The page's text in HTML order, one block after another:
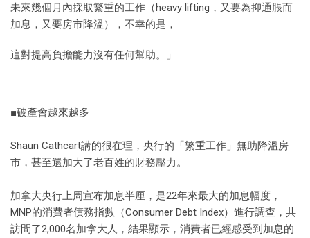
未來幾個月內採取繁重的工作（heavy lifting，又要為抑通脹而
加息，又要房市降溫），不幸的是，
這對提高負擔能力沒有任何幫助。」
■破產會越來越多
Shaun Cathcart講的很在理，央行的「繁重工作」無助降溫房
市，甚至還加大了老百姓的財務壓力。
加拿大央行上周宣布加息半厘，是22年來最大的加息幅度，
MNP的消費者債務指數（Consumer Debt Index）進行調查，共
訪問了2,000名加拿大人，結果顯示，消費者已經感受到加息的